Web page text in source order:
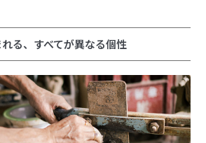
る、すべてが異なる個性